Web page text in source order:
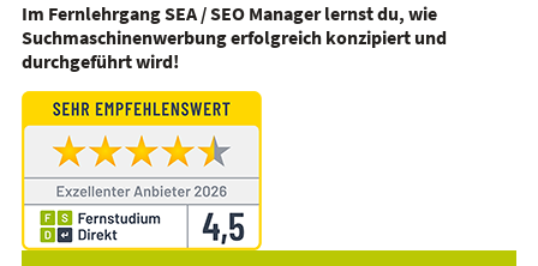
Im FernlehrgangSEA / SEO Managerlernst du, wie
Suchmaschinenwerbung erfolgreich konzipiert und
durchgeführt wird!